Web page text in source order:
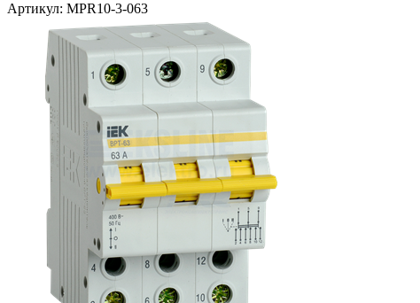
Артикул: MPR10-3-063